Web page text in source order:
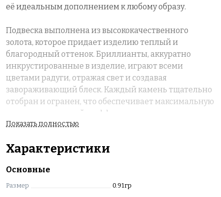
её идеальным дополнением к любому образу.
Подвеска выполнена из высококачественного
золота, которое придает изделию теплый и
благородный оттенок. Бриллианты, аккуратно
инкрустированные в изделие, играют всеми
цветами радуги, отражая свет и создавая
завораживающий блеск. Каждый камень тщательно
отобран и огранен, что обеспечивает максимальную
яркость и искрящийся эффект.
аксессуаром, но и символом вашей
Вставки изделия: 1 Бр Кр-57 0,061Ct 4/6 ,9 Бр Кр-17
0,029Ct 2/3
Показать полностью
Характеристики
Основные
Размер 0.91гр